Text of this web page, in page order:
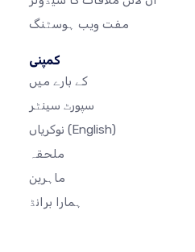
مفت ویب ہوسٹنگ
کمپنی
کے بارے میں
سپورٹ سینٹر
(English)
ملحقہ
ماہرین
ہمارا برانڈ